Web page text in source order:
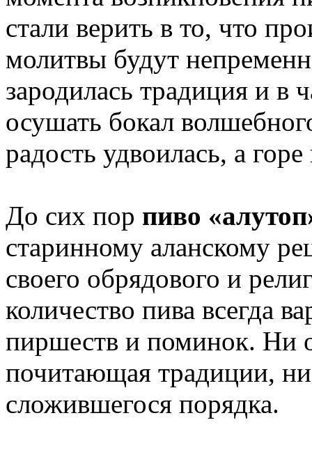
стали верить в то, что
молитвы будут
зародилась традиция и в
осушать бокал
радость удвоилась, а
До сих пор пиво
старинному аланскому
своего обрядового и
количество пива всегда
пиршеств и поминок. Ни
почитающая традиции,
сложившегося порядка.